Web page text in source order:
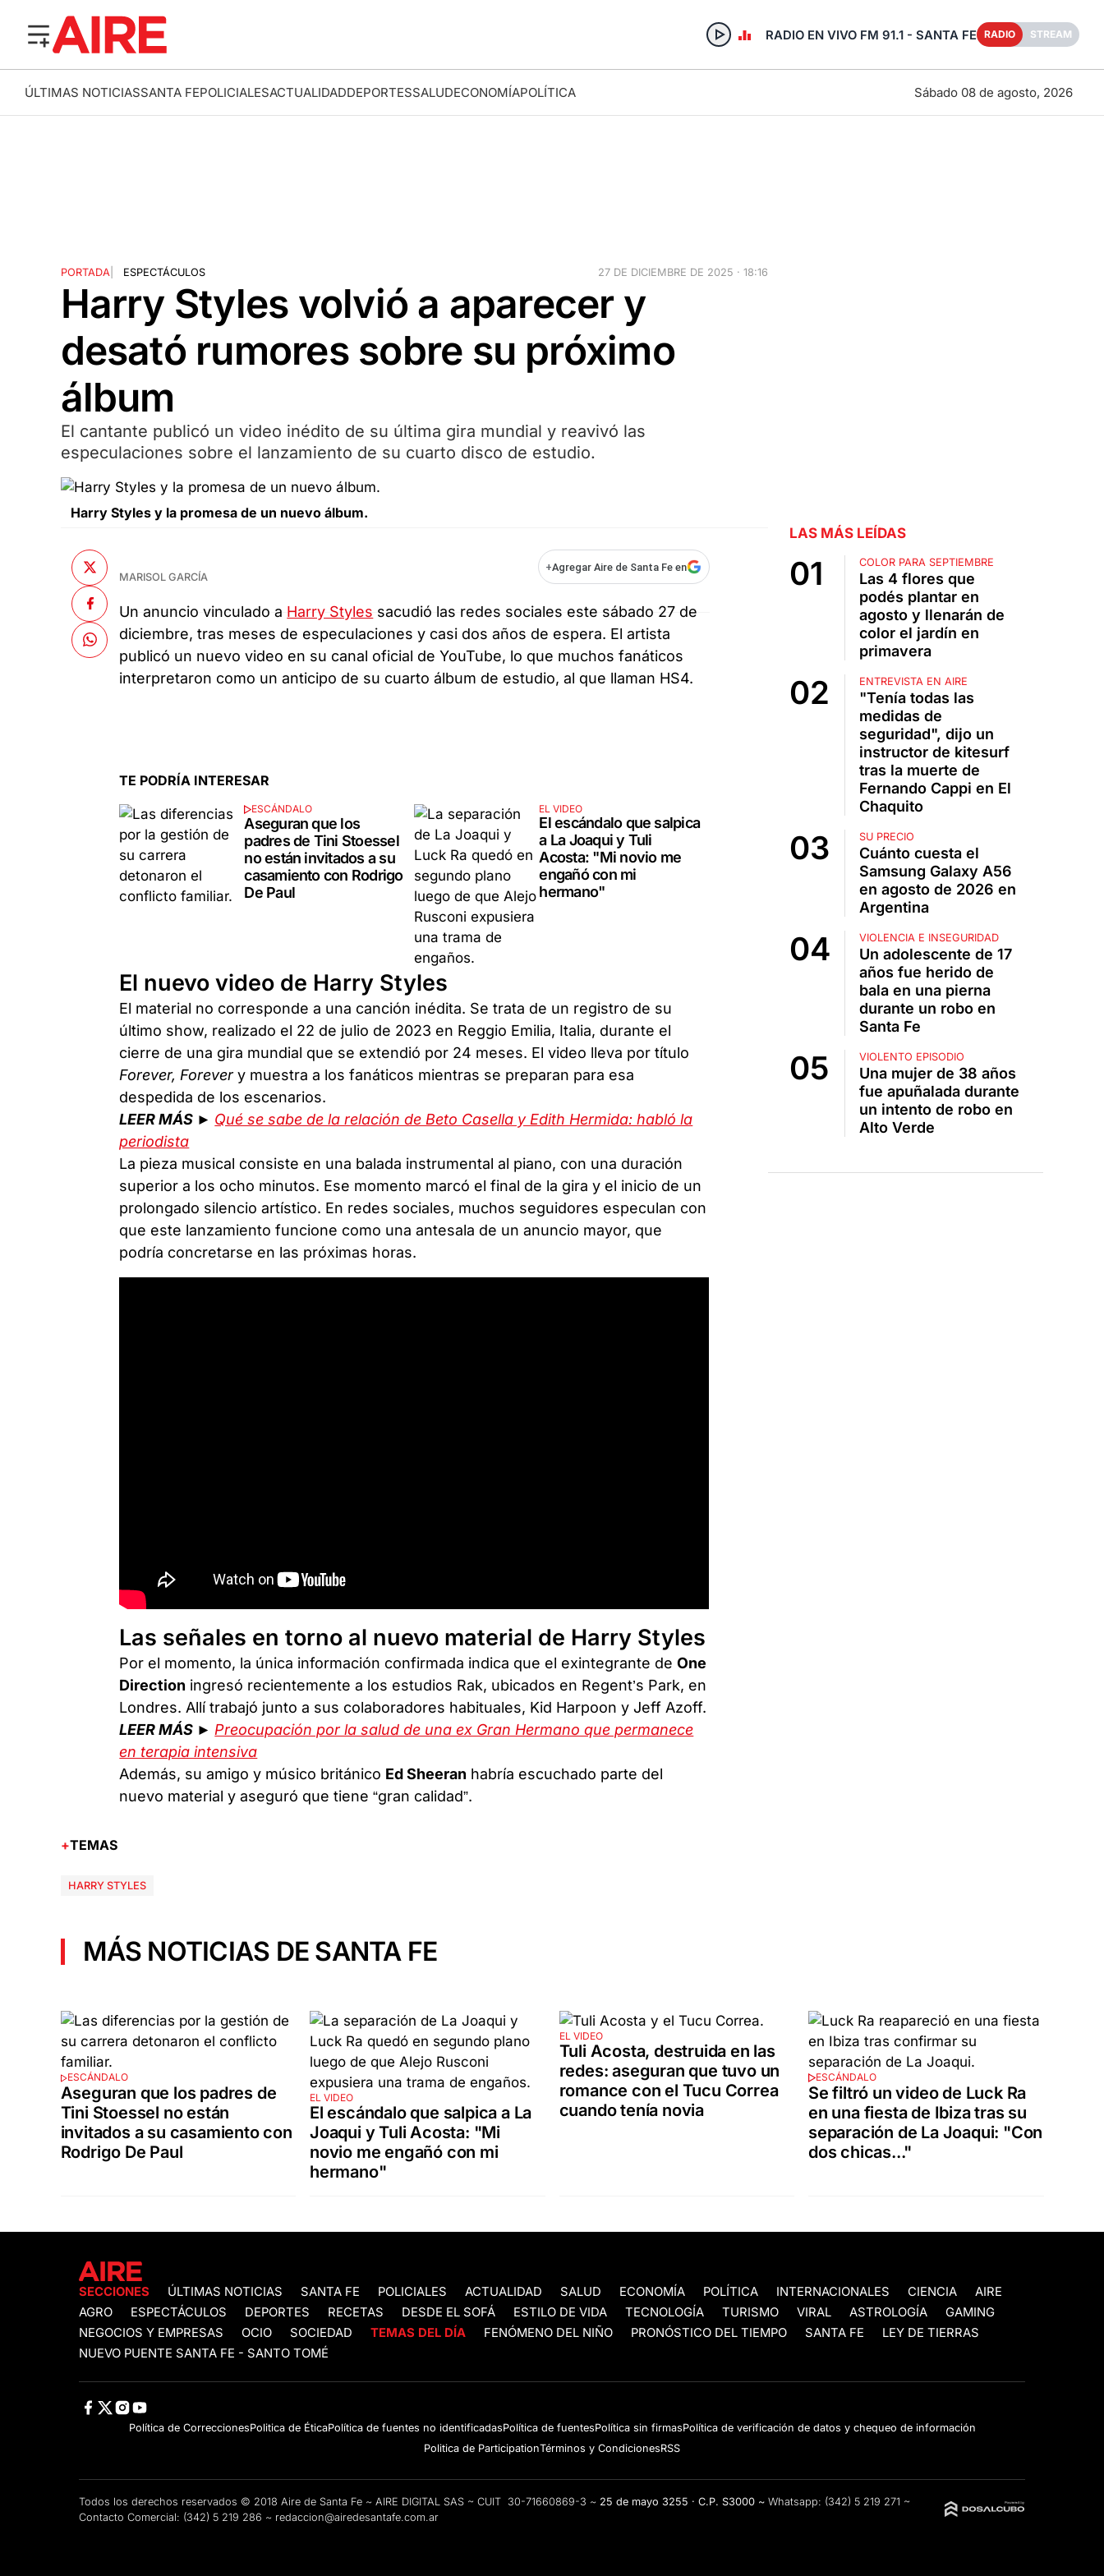
RADIO EN VIVO FM 91.1 - SANTA FE RADIO STREAM
ÚLTIMAS NOTICIASSANTA FEPOLICIALESACTUALIDADDEPORTESSALUDECONOMÍAPOLÍTICA Sábado 08 de agosto, 2026
PORTADA| ESPECTÁCULOS 27 DE DICIEMBRE DE 2025 · 18:16
Harry Styles volvió a aparecer y
desató rumores sobre su próximo
álbum
El cantante publicó un video inédito de su última gira mundial y reavivó las
especulaciones sobre el lanzamiento de su cuarto disco de estudio.
Harry Styles y la promesa de un nuevo álbum.
MARISOL GARCÍA
+Agregar Aire de Santa Fe en
Un anuncio vinculado a Harry Styles sacudió las redes sociales este sábado 27 de
diciembre, tras meses de especulaciones y casi dos años de espera. El artista
publicó un nuevo video en su canal oficial de YouTube, lo que muchos fanáticos
interpretaron como un anticipo de su cuarto álbum de estudio, al que llaman HS4.
TE PODRÍA INTERESAR
ESCÁNDALO
Aseguran que los
padres de Tini Stoessel
no están invitados a su
casamiento con Rodrigo
De Paul
EL VIDEO
El escándalo que salpica
a La Joaqui y Tuli
Acosta: "Mi novio me
engañó con mi
hermano"
El nuevo video de Harry Styles
El material no corresponde a una canción inédita. Se trata de un registro de su
último show, realizado el 22 de julio de 2023 en Reggio Emilia, Italia, durante el
cierre de una gira mundial que se extendió por 24 meses. El video lleva por título
Forever, Forevery muestra a los fanáticos mientras se preparan para esa
despedida de los escenarios.
LEER MÁS ► Qué se sabe de la relación de Beto Casella y Edith Hermida: habló la
periodista
La pieza musical consiste en una balada instrumental al piano, con una duración
superior a los ocho minutos. Ese momento marcó el final de la gira y el inicio de un
prolongado silencio artístico. En redes sociales, muchos seguidores especulan con
que este lanzamiento funcione como una antesala de un anuncio mayor, que
podría concretarse en las próximas horas.
Las señales en torno al nuevo material de Harry Styles
Por el momento, la única información confirmada indica que el exintegrante deOne
Direction ingresó recientemente a los estudios Rak, ubicados en Regent’s Park, en
Londres. Allí trabajó junto a sus colaboradores habituales, Kid Harpoon y Jeff Azoff.
LEER MÁS ► Preocupación por la salud de una ex Gran Hermano que permanece
en terapia intensiva
Además, su amigo y músico británico Ed Sheeran habría escuchado parte del
nuevo material y aseguró que tiene “gran calidad”.
LAS MÁS LEÍDAS
COLOR PARA SEPTIEMBRE
Las 4 flores que
podés plantar en
agosto y llenarán de
color el jardín en
primavera
ENTREVISTA EN AIRE
"Tenía todas las
medidas de
seguridad", dijo un
instructor de kitesurf
tras la muerte de
Fernando Cappi en El
Chaquito
SU PRECIO
Cuánto cuesta el
Samsung Galaxy A56
en agosto de 2026 en
Argentina
VIOLENCIA E INSEGURIDAD
Un adolescente de 17
años fue herido de
bala en una pierna
durante un robo en
Santa Fe
VIOLENTO EPISODIO
Una mujer de 38 años
fue apuñalada durante
un intento de robo en
Alto Verde
TEMAS
HARRY STYLES
MÁS NOTICIAS DE SANTA FE
ESCÁNDALO
Aseguran que los padres de
Tini Stoessel no están
invitados a su casamiento con
Rodrigo De Paul
EL VIDEO
El escándalo que salpica a La
Joaqui y Tuli Acosta: "Mi
novio me engañó con mi
hermano"
EL VIDEO
Tuli Acosta, destruida en las
redes: aseguran que tuvo un
romance con el Tucu Correa
cuando tenía novia
ESCÁNDALO
Se filtró un video de Luck Ra
en una fiesta de Ibiza tras su
separación de La Joaqui: "Con
dos chicas..."
SECCIONES ÚLTIMAS NOTICIAS SANTA FE POLICIALES ACTUALIDAD SALUD ECONOMÍA POLÍTICA INTERNACIONALES CIENCIA
AIRE
AGRO
ESPECTÁCULOS DEPORTES RECETAS DESDE EL SOFÁ ESTILO DE VIDA TECNOLOGÍA TURISMO VIRAL ASTROLOGÍA
GAMING
NEGOCIOS Y EMPRESAS
OCIO SOCIEDAD TEMAS DEL DÍA FENÓMENO DEL NIÑO PRONÓSTICO DEL TIEMPO SANTA FE
LEY DE TIERRAS
NUEVO PUENTE SANTA FE - SANTO TOMÉ
Política de CorreccionesPolitica de ÉticaPolítica de fuentes no identificadasPolítica de fuentesPolítica sin firmasPolítica de verificación de datos y chequeo de información
Politica de ParticipationTérminos y CondicionesRSS
Todos los derechos reservados © 2018 Aire de Santa Fe ~ AIRE DIGITAL SAS ~ CUIT 30-71660869-3 ~ 25 de mayo 3255 · C.P. S3000 ~ Whatsapp: (342) 5 219 271 ~
Contacto Comercial: (342) 5 219 286 ~ redaccion@airedesantafe.com.ar